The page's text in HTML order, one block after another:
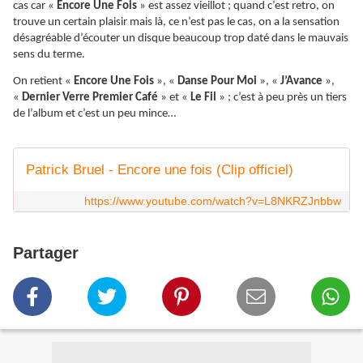
cas car « Encore Une Fois » est assez vieillot ; quand c’est retro, on
trouve un certain plaisir mais là, ce n’est pas le cas, on a la sensation
désagréable d’écouter un disque beaucoup trop daté dans le mauvais
sens du terme.
On retient « Encore Une Fois », « Danse Pour Moi », « J’Avance »,
« Dernier Verre Premier Café » et « Le Fil » ; c’est à peu près un tiers
de l’album et c’est un peu mince…
Patrick Bruel - Encore une fois (Clip officiel)
https://www.youtube.com/watch?v=L8NKRZJnbbw
Partager